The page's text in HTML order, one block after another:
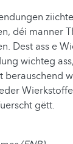
déi manner
Dest ass e
wichteg
berauschend
gëtt.